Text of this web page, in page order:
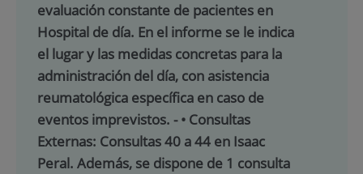
evaluación constante de pacientes en
Hospital de día. En el informe se le indica
el lugar y las medidas concretas para la
administración del día, con asistencia
reumatológica específica en caso de
eventos imprevistos. - • Consultas
Externas: Consultas 40 a 44 en Isaac
Peral. Además, se dispone de 1 consulta